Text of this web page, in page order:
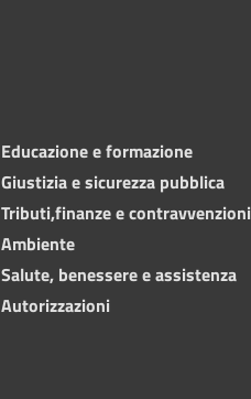
Educazione e formazione
Giustizia e sicurezza pubblica
Tributi,finanze e contravvenzioni
Ambiente
Salute, benessere e assistenza
Autorizzazioni